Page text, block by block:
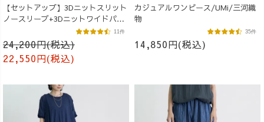
【セットアップ】3Dニットスリット
ノースリーブ+3Dニットワイドパン
24,200円(税込)
22,550円(税込)
11件
カジュアルワンピース/UMi/三河織
物
14,850円(税込)
35件